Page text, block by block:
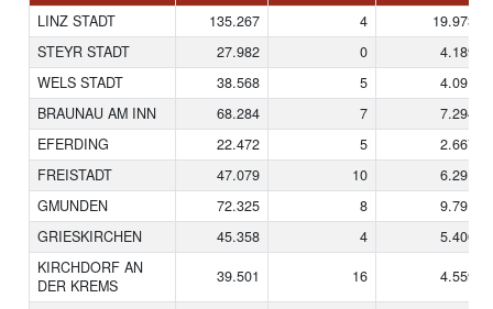
LINZ STADT 135.267 4
19.973
STEYR STADT
27.982 0
4.189
WELS STADT
38.568 5
4.091
BRAUNAU AM INN
68.284 7
7.294
EFERDING
22.472 5
2.667
FREISTADT
47.079 10
6.291
GMUNDEN
72.325 8
9.791
GRIESKIRCHEN
45.358 4
5.400
KIRCHDORF AN
DER KREMS
39.501 16 4.559